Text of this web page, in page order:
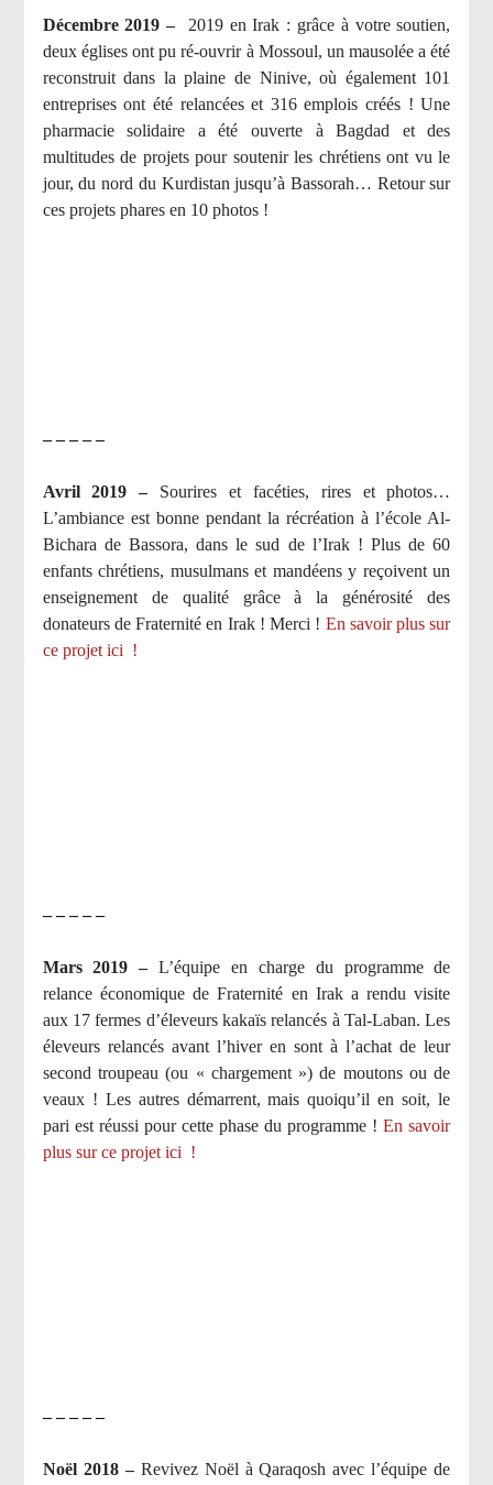
Décembre 2019 – 2019 en Irak : grâce à votre soutien,
deux églises ont pu ré-ouvrir à Mossoul, un mausolée a été
reconstruit dans la plaine de Ninive, où également 101
entreprises ont été relancées et 316 emplois créés ! Une
pharmacie solidaire a été ouverte à Bagdad et des
multitudes de projets pour soutenir les chrétiens ont vu le
jour, du nord du Kurdistan jusqu’à Bassorah… Retour sur
ces projets phares en 10 photos !
– – – – –
Avril 2019 – Sourires et facéties, rires et photos…
L’ambiance est bonne pendant la récréation à l’école Al-
Bichara de Bassora, dans le sud de l’Irak ! Plus de 60
enfants chrétiens, musulmans et mandéens y reçoivent un
enseignement de qualité grâce à la générosité des
donateurs de Fraternité en Irak ! Merci ! En savoir plus sur
ce projet ici !
– – – – –
Mars 2019 –L’équipe en charge du programme de
relance économique de Fraternité en Irak a rendu visite
aux 17 fermes d’éleveurs kakaïs relancés à Tal-Laban. Les
éleveurs relancés avant l’hiver en sont à l’achat de leur
second troupeau (ou « chargement ») de moutons ou de
veaux ! Les autres démarrent, mais quoiqu’il en soit, le
pari est réussi pour cette phase du programme !En savoir
plus sur ce projet ici !
– – – – –
Noël 2018 – Revivez Noël à Qaraqosh avec l’équipe de